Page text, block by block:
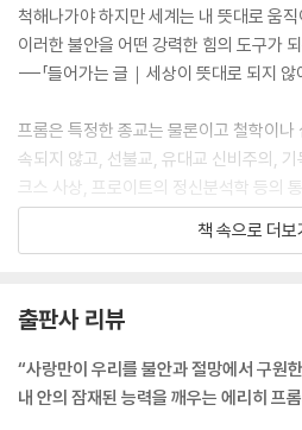
척해나가야 하지만 세계는 내 뜻대로 움
이러한 불안을 어떤 강력한 힘의 도구가
---「들어가는 글｜세상이 뜻대로 되지 않
프롬은 특정한 종교는 물론이고 철학이
속되지 않고, 선불교, 유대교 신비주의,
크스 사상, 프로이트의 정신분석학 등의
의 성장과 행복에 도움이 되는 모든 통찰
행복은 인간이 자신의 본질적 능력을 실현
과 행동에 수반되는 만족감이다. 따라서
력을 생산적으로 실현하는 삶의 기술이 탁
책 속으로 더보
출판사 리뷰
“사랑만이 우리를 불안과 절망에서 구원
내 안의 잠재된 능력을 깨우는 에리히 프